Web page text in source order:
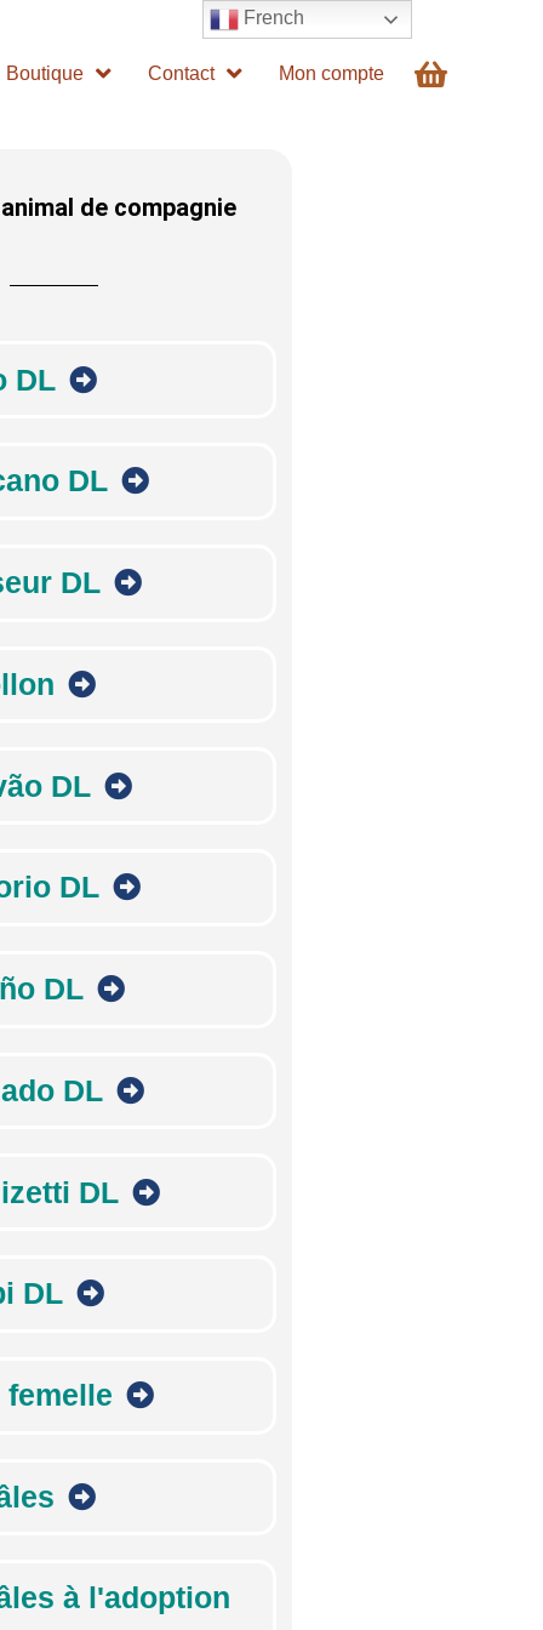
Boutique Contact Mon compte
de compagnie
DL
DL
DL
DL
DL
DL
DL
DL
DL
femelle
à l'adoption
French